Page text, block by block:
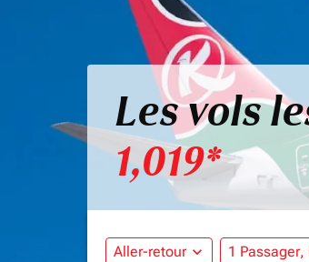
Les vols
1,019*
Aller-retour expand_more 1